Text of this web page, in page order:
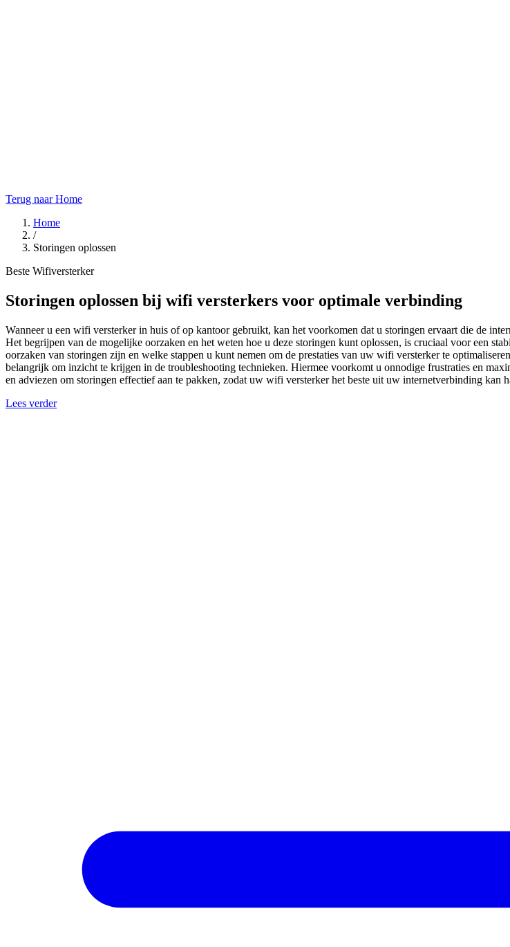
Terug naar Home
Home
/
Storingen oplossen
Beste Wifiversterker
Storingen oplossen bij wifi versterkers voor optimale verbinding
Wanneer u een wifi versterker in huis of op kantoor gebruikt, kan het voorkomen dat u storingen ervaart die de
Het begrijpen van de mogelijke oorzaken en het weten hoe u deze storingen kunt oplossen, is cruciaal voor een
oorzaken van storingen zijn en welke stappen u kunt nemen om de prestaties van uw wifi versterker te
belangrijk om inzicht te krijgen in de troubleshooting technieken. Hiermee voorkomt u onnodige frustraties en
en adviezen om storingen effectief aan te pakken, zodat uw wifi versterker het beste uit uw internetverbinding kan
Lees verder